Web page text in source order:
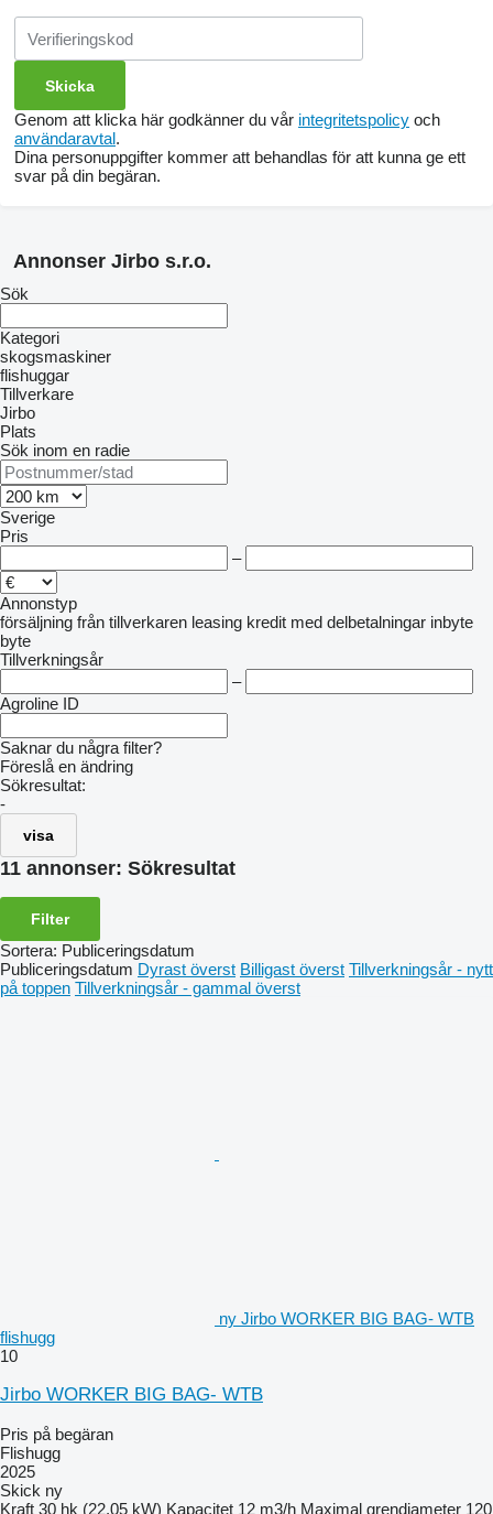
Genom att klicka här godkänner du vår integritetspolicy och
användaravtal.
Dina personuppgifter kommer att behandlas för att kunna ge ett
svar på din begäran.
Annonser Jirbo s.r.o.
Sök
Kategori
skogsmaskiner
flishuggar
Tillverkare
Jirbo
Plats
Sök inom en radie
Sverige
Pris
–
Annonstyp
försäljning från tillverkaren leasing kredit med delbetalningar inbyte
byte
Tillverkningsår
–
Agroline ID
Saknar du några filter?
Föreslå en ändring
Sökresultat:
-
visa
11 annonser: Sökresultat
Filter
Sortera: Publiceringsdatum
Publiceringsdatum Dyrast överst Billigast överst Tillverkningsår - nytt
på toppen Tillverkningsår - gammal överst
ny Jirbo WORKER BIG BAG- WTB
flishugg
10
Jirbo WORKER BIG BAG- WTB
Pris på begäran
Flishugg
2025
Skick ny
Kraft 30 hk (22.05 kW) Kapacitet 12 m3/h Maximal grendiameter 120